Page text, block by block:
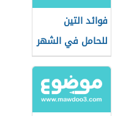
فوائد التين
للحامل في الشهر
التاسع